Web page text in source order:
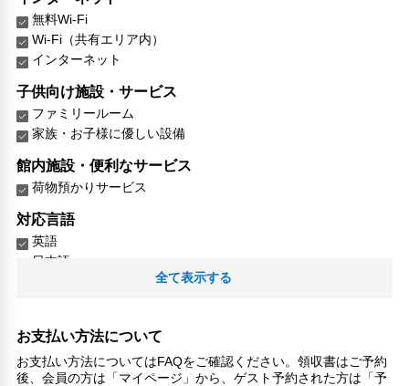
無料Wi-Fi
Wi-Fi（共有エリア内）
インターネット
子供向け施設・サービス
ファミリールーム
家族・お子様に優しい設備
館内施設・便利なサービス
荷物預かりサービス
対応言語
英語
日本語
その他サービス
トイレタリー
禁煙
全て表示する
お支払い方法について
お支払い方法についてはFAQをご確認ください。領収書はご予約
後、会員の方は「マイページ」から、ゲスト予約された方は「予